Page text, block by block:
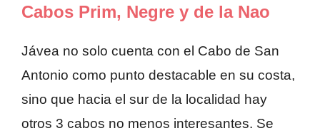
Cabos Prim, Negre y de la Nao
Jávea no solo cuenta con el Cabo de San
Antonio como punto destacable en su costa,
sino que hacia el sur de la localidad hay
otros 3 cabos no menos interesantes. Se